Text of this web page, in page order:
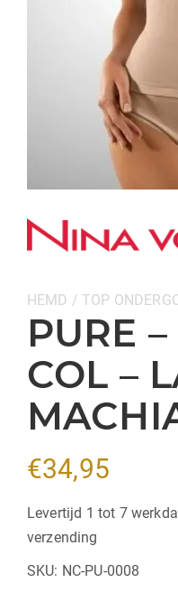
Categorieën:
HEMD / TOP
PURE
COL –
€34,95
Levertijd 1 tot 7
verzending
SKU: NC-PU-0008